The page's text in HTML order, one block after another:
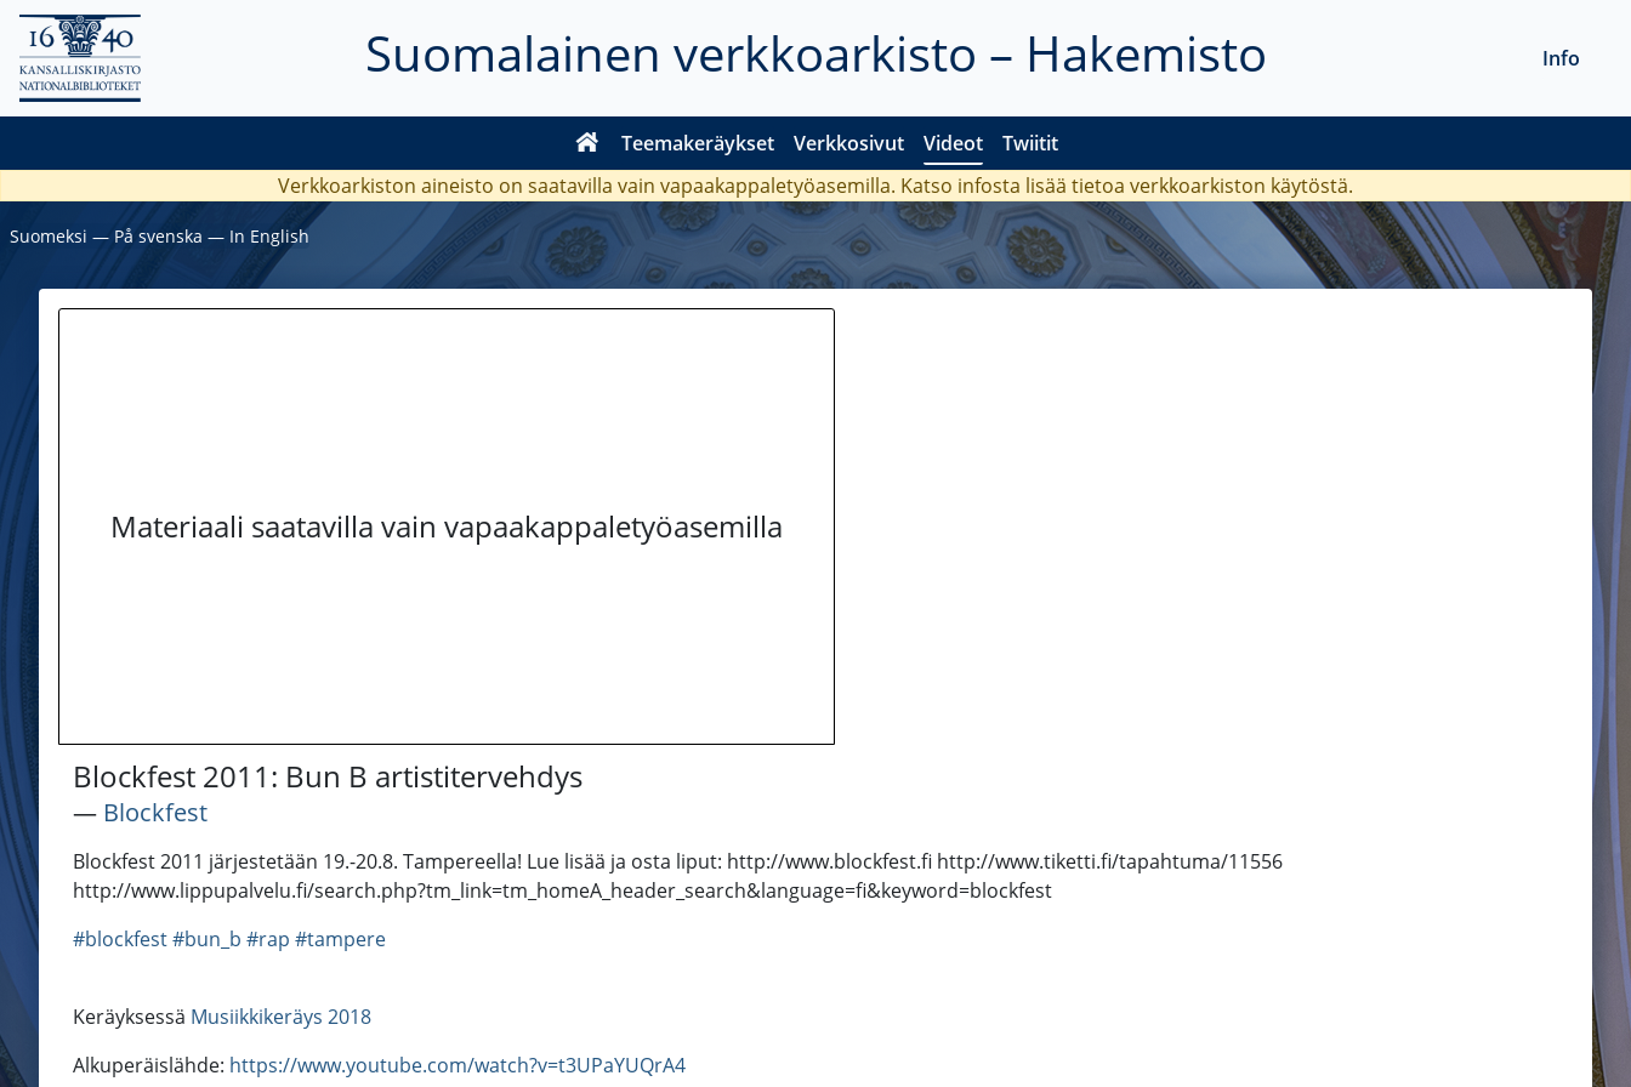
Suomalainen verkkoarkisto – Hakemisto
Teemakeräykset Verkkosivut Videot Twiitit
Info
Verkkoarkiston aineisto on saatavilla vain vapaakappaletyöasemilla. Katso infosta lisää tietoa verkkoarkiston käytöstä.
Suomeksi ― På svenska ― In English
Materiaali saatavilla vain vapaakappaletyöasemilla
Blockfest 2011: Bun B artistitervehdys
― Blockfest
Blockfest 2011 järjestetään 19.-20.8. Tampereella! Lue lisää ja osta liput: http://www.blockfest.fi http://www.tiketti.fi/tapahtuma/11556
http://www.lippupalvelu.fi/search.php?tm_link=tm_homeA_header_search&language=fi&keyword=blockfest
#blockfest#bun_b #rap #tampere
Keräyksessä Musiikkikeräys 2018
Alkuperäislähde: https://www.youtube.com/watch?v=t3UPaYUQrA4